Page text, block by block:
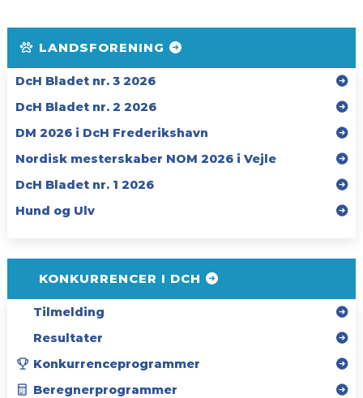
LANDSFORENING
DcH Bladet nr. 3 2026
DcH Bladet nr. 2 2026
DM 2026 i DcH Frederikshavn
Nordisk mesterskaber NOM 2026 i Vejle
DcH Bladet nr. 1 2026
Hund og Ulv
KONKURRENCER I DCH
Tilmelding
Resultater
Konkurrenceprogrammer
Beregnerprogrammer